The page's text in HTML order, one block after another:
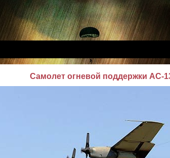
Самолет огневой поддержки AC-